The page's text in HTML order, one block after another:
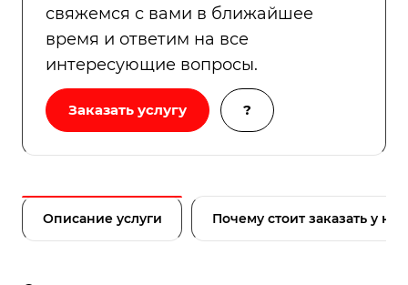
свяжемся с вами в ближайшее
время и ответим на все
интересующие вопросы.
Заказать услугу ?
Описание услуги Почему стоит заказать у нас